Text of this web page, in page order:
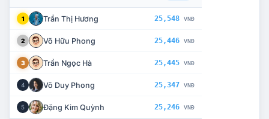
1 Trần Thị Hương 25,548 VNĐ
2 Võ Hữu Phong 25,446 VNĐ
3 Trần Ngọc Hà 25,445 VNĐ
4 Võ Duy Phong 25,347 VNĐ
5 Đặng Kim Quỳnh 25,246 VNĐ